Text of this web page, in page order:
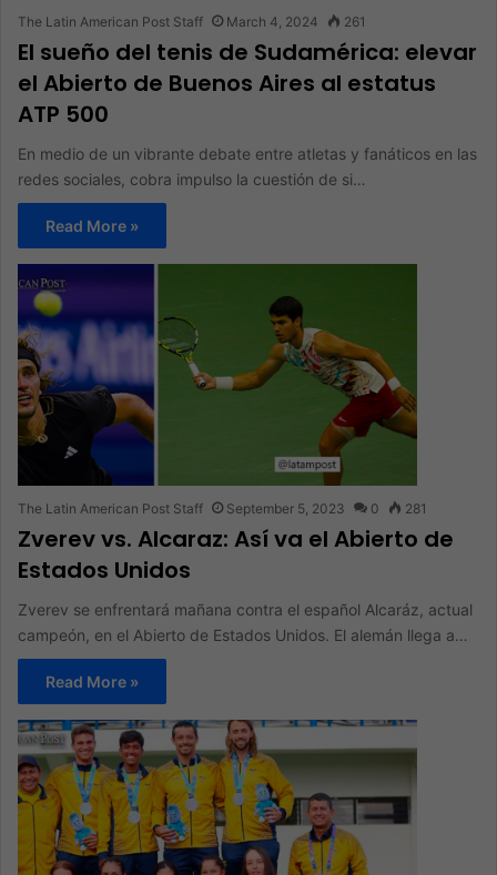
The Latin American Post Staff March 4, 2024 261
El sueño del tenis de Sudamérica: elevar
el Abierto de Buenos Aires al estatus
ATP 500
En medio de un vibrante debate entre atletas y fanáticos en las
redes sociales, cobra impulso la cuestión de si…
Read More »
The Latin American Post Staff September 5, 2023 0 281
Zverev vs. Alcaraz: Así va el Abierto de
Estados Unidos
Zverev se enfrentará mañana contra el español Alcaráz, actual
campeón, en el Abierto de Estados Unidos. El alemán llega a…
Read More »